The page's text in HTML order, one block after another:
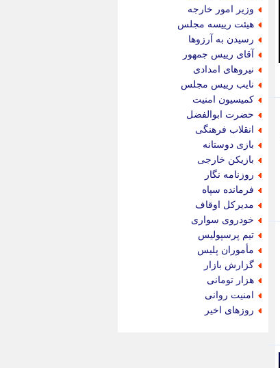
وزیر امور خارجه
هیئت رییسه مجلس
رسیدن به آرزوها
آقای رییس جمهور
نیروهای امدادی
نایب رییس مجلس
کمیسیون امنیت
حضرت ابوالفضل
انقلاب فرهنگی
بازی دوستانه
بازیکن خارجی
روزنامه نگار
فرمانده سپاه
مدیرکل اوقاف
خودروی سواری
تیم پرسپولیس
مأموران پلیس
گزارش بازار
هزار تومانی
امنیت روانی
روزهای اخیر